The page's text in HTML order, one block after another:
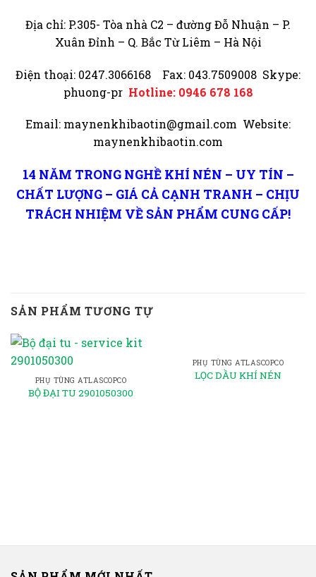
Địa chỉ: P.305- Tòa nhà C2 – đường Đỗ Nhuận – P.
Xuân Đỉnh – Q. Bắc Từ Liêm – Hà Nội
Điện thoại: 0247.3066168 Fax: 043.7509008 Skype:
phuong-pr Hotline: 0946 678 168
Email: maynenkhibaotin@gmail.com Website:
maynenkhibaotin.com
14 NĂM TRONG NGHỀ KHÍ NÉN – UY TÍN –
CHẤT LƯỢNG – GIÁ CẢ CẠNH TRANH – CHỊU
TRÁCH NHIỆM VỀ SẢN PHẨM CUNG CẤP!
SẢN PHẨM TƯƠNG TỰ
PHỤ TÙNG ATLASCOPCO
BỘ ĐẠI TU 2901050300
PHỤ TÙNG ATLASCOPCO
LỌC DẦU KHÍ NÉN